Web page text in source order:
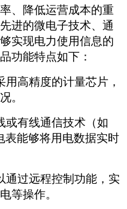
、降低运营成本的重
进的微电子技术、通
实现电力使用信息的
功能特点如下：
高精度的计量芯片，
。
或有线通信技术（如
表能够将用电数据实时
通过远程控制功能，实
等操作。